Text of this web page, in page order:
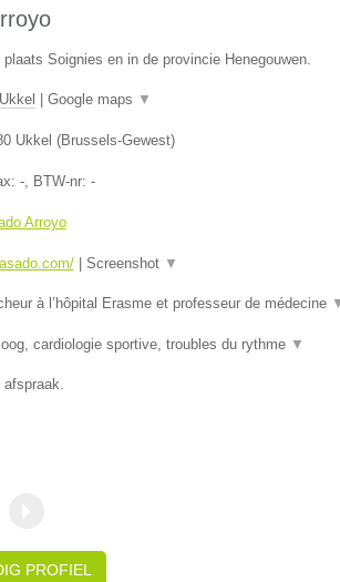
Soignies en in de provincie Henegouwen.
Ukkel Google maps ▼
Ukkel (Brussels-Gewest)
-, BTW-nr: -
Arroyo
| Screenshot ▼
à l’hôpital Erasme et professeur de médecine
cardiologie sportive, troubles du rythme ▼
afspraak.
PROFIEL